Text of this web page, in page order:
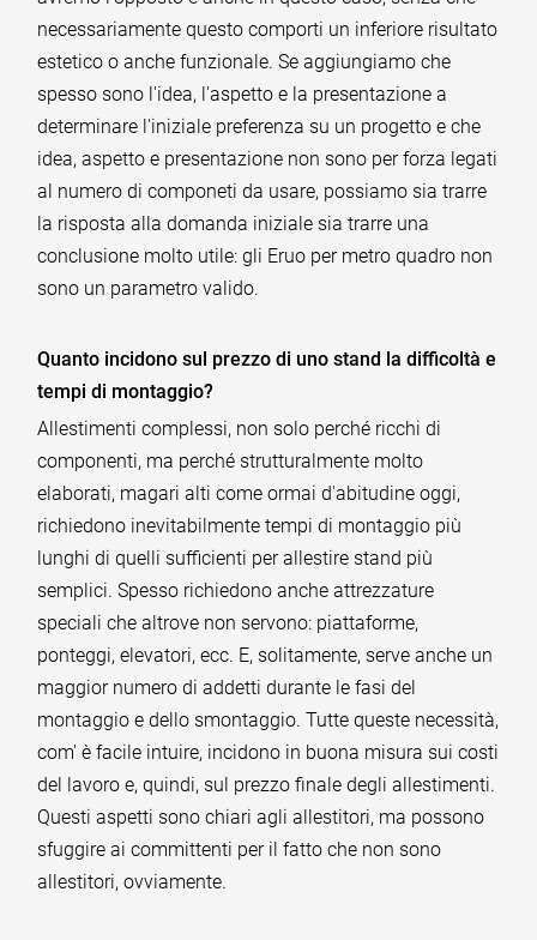
necessariamente questo comporti un inferiore risultato
estetico o anche funzionale. Se aggiungiamo che
spesso sono l'idea, l'aspetto e la presentazione a
determinare l'iniziale preferenza su un progetto e che
idea, aspetto e presentazione non sono per forza legati
al numero di componeti da usare, possiamo sia trarre
la risposta alla domanda iniziale sia trarre una
conclusione molto utile: gli Eruo per metro quadro non
sono un parametro valido.
Quanto incidono sul prezzo di uno stand la difficoltà e
tempi di montaggio?
Allestimenti complessi, non solo perché ricchi di
componenti, ma perché strutturalmente molto
elaborati, magari alti come ormai d'abitudine oggi,
richiedono inevitabilmente tempi di montaggio più
lunghi di quelli sufficienti per allestire stand più
semplici. Spesso richiedono anche attrezzature
speciali che altrove non servono: piattaforme,
ponteggi, elevatori, ecc. E, solitamente, serve anche un
maggior numero di addetti durante le fasi del
montaggio e dello smontaggio. Tutte queste necessità,
com' è facile intuire, incidono in buona misura sui costi
del lavoro e, quindi, sul prezzo finale degli allestimenti.
Questi aspetti sono chiari agli allestitori, ma possono
sfuggire ai committenti per il fatto che non sono
allestitori, ovviamente.